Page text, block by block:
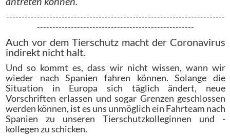
-----------------------------------------------------------------------
---------------------------------------------------
Auch vor dem Tierschutz macht der Coronavirus
indirekt nicht halt.
Und so kommt es, dass wir nicht wissen, wann wir
wieder nach Spanien fahren können. Solange die
Situation in Europa sich täglich ändert, neue
Vorschriften erlassen und sogar Grenzen geschlossen
werden können, ist es uns unmöglich ein Fahrteam nach
Spanien zu unseren Tierschutzkolleginnen und -
kollegen zu schicken.